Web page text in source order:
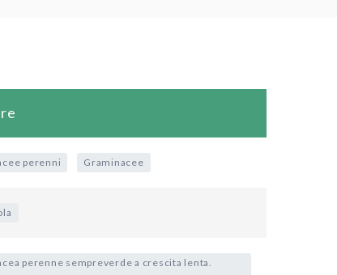
perenni Graminacee
perenne sempreverde a crescita lenta.